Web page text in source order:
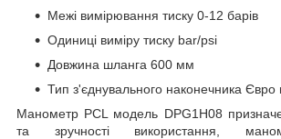
Межі вимірювання тиску 0-12 барів
Одиниці виміру тиску bar/psi
Довжина шланга 600 мм
Тип з'єднувального наконечника Євро
Манометр PCL модель DPG1H08
та зручності використання,